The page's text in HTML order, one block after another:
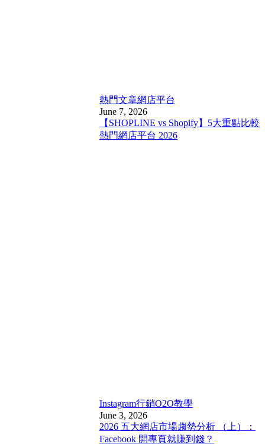
熱門文章網店平台
June 7, 2026
【SHOPLINE vs Shopify】5大重點比較
熱門網店平台 2026
Instagram行銷O2O教學
June 3, 2026
2026 五大網店市場趨勢分析 （上）：
Facebook 開專頁就賺到錢？